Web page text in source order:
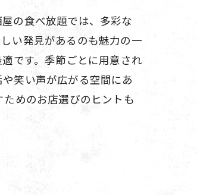
の食べ放題では、多彩な
い発見があるのも魅力の一
です。季節ごとに用意され
笑い声が広がる空間にあ
めのお店選びのヒントも